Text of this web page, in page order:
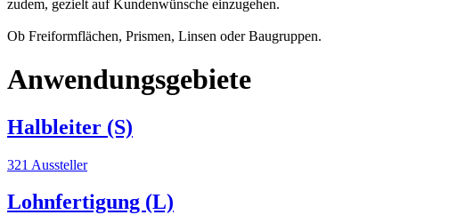
zudem, gezielt auf Kundenwünsche einzugehen.
Ob Freiformflächen, Prismen, Linsen oder Baugruppen.
Anwendungsgebiete
Halbleiter (S)
321 Aussteller
Lohnfertigung (L)